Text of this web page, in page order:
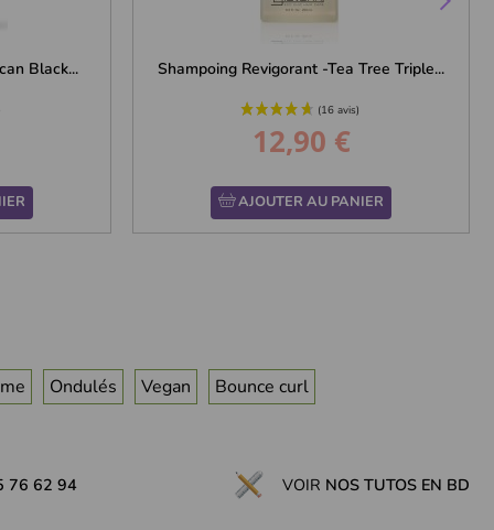
Black... Shampoing Revigorant -Tea Tree Triple...
Prix
12,90 €
AJOUTER AU PANIER
Ondulés Vegan Bounce curl
76 62 94 VOIR NOS TUTOS EN BD